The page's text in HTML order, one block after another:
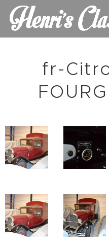
fr-